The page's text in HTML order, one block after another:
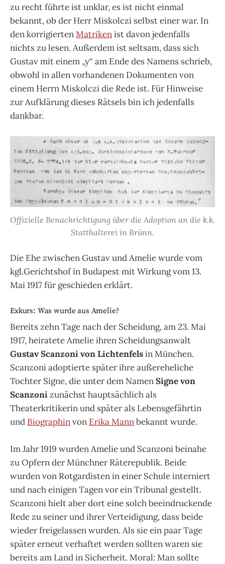
zu recht führte ist unklar, es ist nicht einmal
bekannt, ob der Herr Miskolczi selbst einer war. In
den korrigiertenMatrikenist davon jedenfalls
nichts zu lesen. Außerdem ist seltsam, dass sich
Gustav mit einem „y“ am Ende des Namens schrieb,
obwohl in allen vorhandenen Dokumenten von
einem Herrn Miskolczi die Rede ist. Für Hinweise
zur Aufklärung dieses Rätsels bin ich jedenfalls
dankbar.
Offizielle Benachrichtigung über die Adoption an die k.k.
Statthalterei in Brünn.
Die Ehe zwischen Gustav und Amelie wurde vom
kgl.Gerichtshof in Budapest mit Wirkung vom 13.
Mai 1917 für geschieden erklärt.
Exkurs: Was wurde aus Amelie?
Bereits zehn Tage nach der Scheidung, am 23. Mai
1917, heiratete Amelie ihren Scheidungsanwalt
Gustav Scanzoni von Lichtenfelsin München.
Scanzoni adoptierte später ihre außereheliche
Tochter Signe, die unter dem NamenSigne von
Scanzonizunächst hauptsächlich als
Theaterkritikerin und später als Lebensgefährtin
und Biographinvon Erika Mannbekannt wurde.
Im Jahr 1919 wurden Amelie und Scanzoni beinahe
zu Opfern der Münchner Räterepublik. Beide
wurden von Rotgardisten in einer Schule interniert
und nach einigen Tagen vor ein Tribunal gestellt.
Scanzoni hielt aber dort eine solch beeindruckende
Rede zu seiner und ihrer Verteidigung, dass beide
wieder freigelassen wurden. Als sie ein paar Tage
später erneut verhaftet werden sollten waren sie
bereits am Land in Sicherheit. Moral: Man sollte